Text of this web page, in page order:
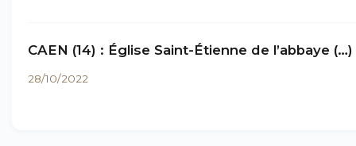
CAEN (14) : Église Saint-Étienne de l’abbaye (…)
28/10/2022